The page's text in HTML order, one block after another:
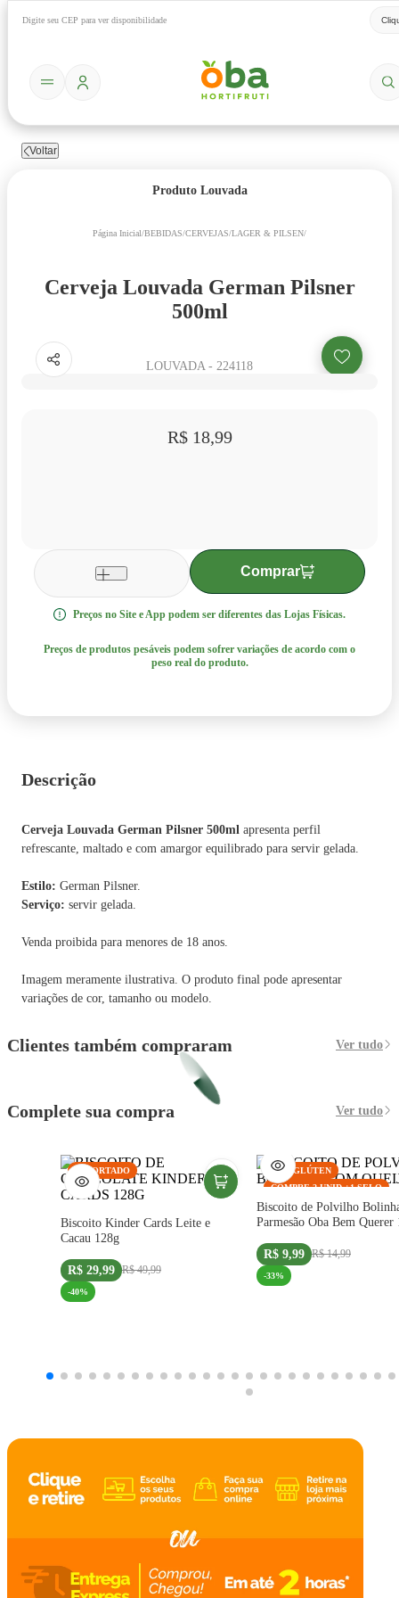
Digite seu CEP para ver disponibilidade
Voltar
Produto Louvada
Página Inicial/BEBIDAS/CERVEJAS/LAGER & PILSEN/
Cerveja Louvada German Pilsner
500ml
LOUVADA- 224118
R$ 18,99
1 Comprar
Preços no Site e App podem ser diferentes das Lojas Físicas.
Preços de produtos pesáveis podem sofrer variações de acordo com o
peso real do produto.
Descrição
Cerveja Louvada German Pilsner 500ml apresenta perfil
refrescante, maltado e com amargor equilibrado para servir gelada.
Estilo: German Pilsner.
Serviço: servir gelada.
Venda proibida para menores de 18 anos.
Imagem meramente ilustrativa. O produto final pode apresentar
variações de cor, tamanho ou modelo.
Clientes também compraram Ver tudo
Complete sua compra Ver tudo
IMPORTADO
Biscoito Kinder Cards Leite e
Cacau 128g
R$ 29,99 R$ 49,99
-40%
SEM GLÚTEN
COMPRE 2 UNID +1 SELO
Biscoito de Polvilho
Parmesão Oba Bem Querer
R$ 9,99 R$ 14,99
-33%